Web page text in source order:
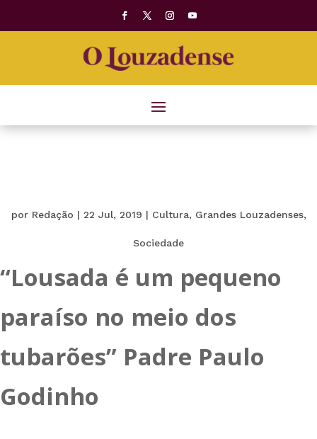
por Redação | 22 Jul, 2019 | Cultura, Grandes Louzadenses,
Sociedade
“Lousada é um pequeno
paraíso no meio dos
tubarões” Padre Paulo
Godinho